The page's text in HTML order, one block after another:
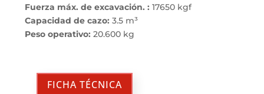
Fuerza máx. de excavación. : 17650 kgf
Capacidad de cazo: 3.5 m³
Peso operativo: 20.600 kg
FICHA TÉCNICA